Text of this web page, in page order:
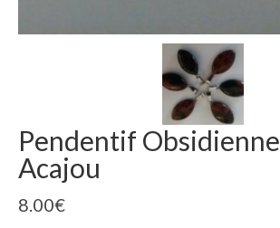
Pendentif Obsidienne
Acajou
8.00€